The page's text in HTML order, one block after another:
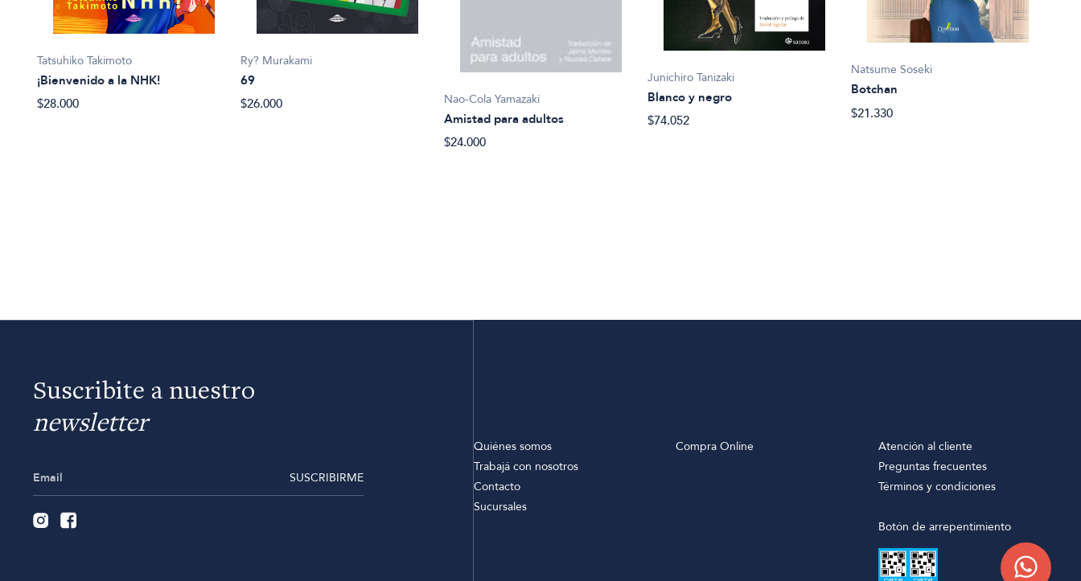
Tatsuhiko Takimoto
¡Bienvenido a la NHK!
$28.000
Ry? Murakami
69
$26.000
Nao-Cola Yamazaki
Amistad para adultos
$24.000
Junichiro Tanizaki
Blanco y negro
$74.052
Natsume Soseki
Botchan
$21.330
Suscribite a nuestro
newsletter
SUSCRIBIRME
Quiénes somos
Trabajá con nosotros
Contacto
Sucursales
Compra Online
Atención al cliente
Preguntas frecuentes
Términos y condiciones
Botón de arrepentimiento